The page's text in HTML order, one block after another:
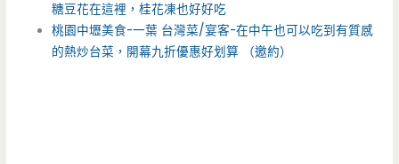
糖豆花在這裡，桂花凍也好好吃
桃園中壢美食-一葉 台灣菜/宴客-在中午也可以吃到有質感
的熱炒台菜，開幕九折優惠好划算 （邀約）